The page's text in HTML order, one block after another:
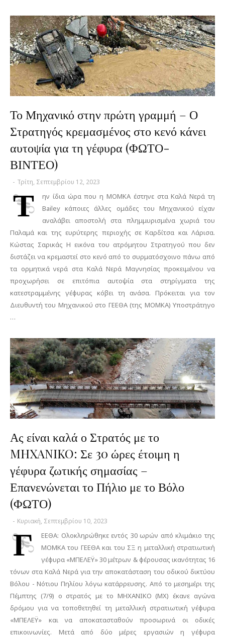
Το Μηχανικό στην πρώτη γραμμή – Ο
Στρατηγός κρεμασμένος στο κενό κάνει
αυτοψία για τη γέφυρα (ΦΩΤΟ-
ΒΙΝΤΕΟ)
- Τρίτη, Σεπτεμβρίου 12, 2023
Τ
ην ίδια ώρα που η ΜΟΜΚΑ έστηνε στα Καλά Νερά τη
Bailey κάποιες άλλες ομάδες του Μηχανικού είχαν
αναλάβει αποστολή στα πλημμυρισμένα χωριά του
Παλαμά και της ευρύτερης περιοχής σε Καρδίτσα και Λάρισα.
Κώστας Σαρικάς Η εικόνα του ατρόμητου Στρατηγού που δεν
διστάζει να κρεμαστεί στο κενό από το συρματόσχοινο πάνω από
τα ορμητικά νερά στα Καλά Νερά Μαγνησίας προκειμένου να
προχωρήσει σε επιτόπια αυτοψία στα στηρίγματα της
κατεστραμμένης γέφυρας κόβει τη ανάσα. Πρόκειται για τον
Διευθυντή του Μηχανικού στο ΓΕΕΘΑ (της ΜΟΜΚΑ) Υποστράτηγο
…
Ας είναι καλά ο Στρατός με το
MHXANIKO: Σε 30 ώρες έτοιμη η
γέφυρα ζωτικής σημασίας –
Επανενώνεται το Πήλιο με το Βόλο
(ΦΩΤΟ)
- Κυριακή, Σεπτεμβρίου 10, 2023
Γ
ΕΕΘΑ: Ολοκληρώθηκε εντός 30 ωρών από κλιμάκιο της
ΜΟΜΚΑ του ΓΕΕΘΑ και του ΣΞ η μεταλλική στρατιωτική
γέφυρα «ΜΠΕΛΕΫ» 30 μέτρων & φέρουσας ικανότητας 16
τόνων στα Καλά Νερά για την αποκατάσταση του οδικού δικτύου
Βόλου - Νότιου Πηλίου λόγω κατάρρευσης. Από το μεσημέρι της
Πέμπτης (7/9) ο στρατός με το ΜΗΧΑΝΙΚΟ (ΜΧ) έκανε αγώνα
δρόμου για να τοποθετηθεί τη μεταλλική στρατιωτική γέφυρα
«ΜΠΕΛΕΫ» και να αποκατασταθούν προσωρινά οι οδικές
επικοινωνίες. Μετά από δύο μέρες εργασιών η γέφυρα